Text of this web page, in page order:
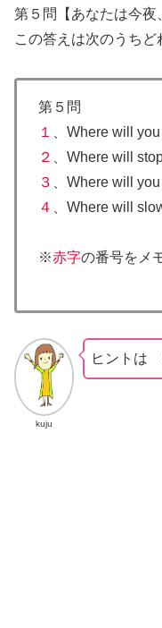
第５問【あなたは今夜
この答えは次のうちど
第５問
１
、Where will
２
、Where will
３
、Where will
４
、Where will
※赤字の番号をメ
kuju
ヒントは